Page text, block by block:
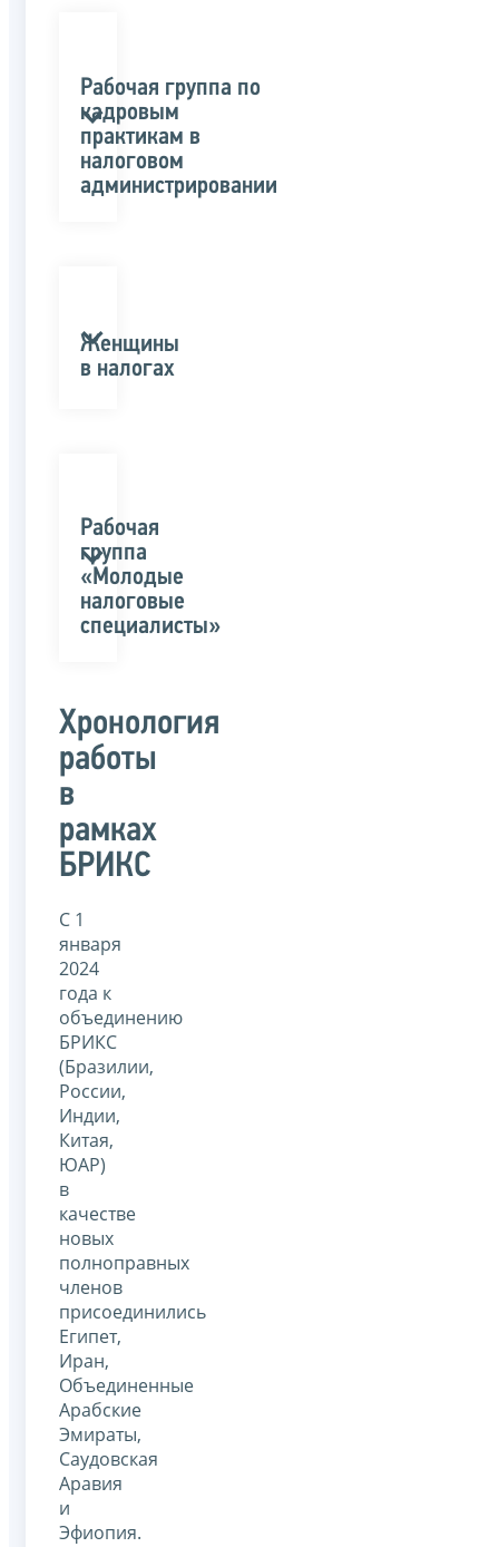
Рабочая группа по
кадровым
практикам в
налоговом
администрировании
Женщины
в налогах
Рабочая
группа
«Молодые
налоговые
специалисты»
Хронология
работы
в
рамках
БРИКС
С 1
января
2024
года к
объединению
БРИКС
(Бразилии,
России,
Индии,
Китая,
ЮАР)
в
качестве
новых
полноправных
членов
присоединились
Египет,
Иран,
Объединенные
Арабские
Эмираты,
Саудовская
Аравия
и
Эфиопия.